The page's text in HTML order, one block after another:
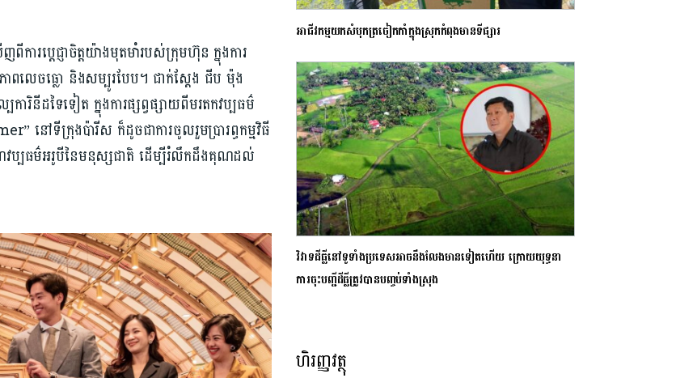
ារប្តេជ្ញាចិត្តយ៉ាងមុតមាំរបស់ក្រុមហ៊ុន ក្នុងការ
ាពលេចធ្លោ និងសម្បូរបែប។ ជាក់ស្តែង ជីប ម៉ុង
នីដទៃទៀត ក្នុងការផ្សព្វផ្សាយពីមរតកវប្បធម៌
នៅទីក្រុងប៉ារីស ក៏ដូចជាការចូលរួមប្រារព្ធកម្មវិធី
ឌវប្បធម៌អរូបីនៃមនុស្សជាតិ ដើម្បីរំលឹកដឹងគុណដល់
អាជីវកម្មយកសំបុកត្រចៀកកាំក្នុងស្រុកកំពុងមានទីផ្សារ
វិវាទ​ដីធ្លីនៅទូទាំងប្រទេសអាចនឹងលែងមានទៀតហើយ ក្រោយយុទ្ធនា
ការ​ចុះបញ្ជីដីធ្លីត្រូវបានបញ្ចប់ទាំងស្រុង​
ហិរញ្ញវត្ថុ